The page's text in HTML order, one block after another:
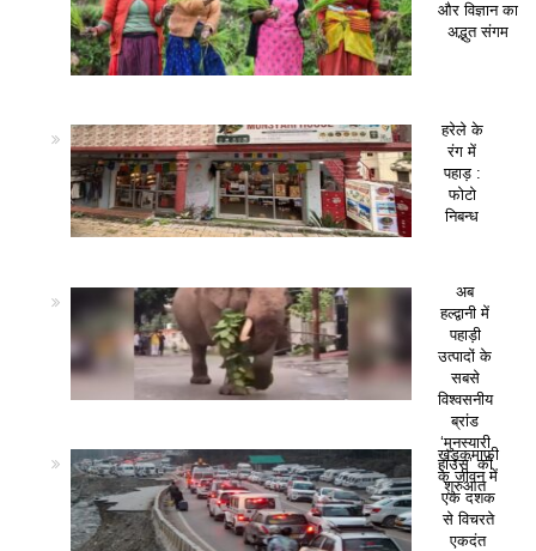
और विज्ञान का
अद्भुत संगम
हरेले के
रंग में
पहाड़ :
फोटो
निबन्ध
अब
हल्द्वानी में
पहाड़ी
उत्पादों के
सबसे
विश्वसनीय
ब्रांड
‘मुनस्यारी
हाउस’ की
शुरुआत
खड़कमाफी
के जीवन में
एक दशक
से विचरते
एकदंत